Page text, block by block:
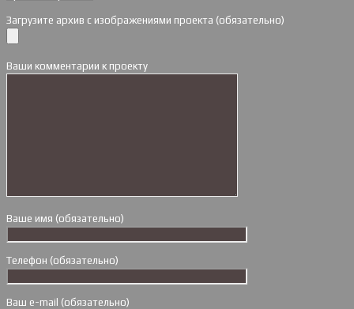
Загрузите архив с изображениями проекта (обязательно)
Ваши комментарии к проекту
Ваше имя (обязательно)
Телефон (обязательно)
Ваш e-mail (обязательно)